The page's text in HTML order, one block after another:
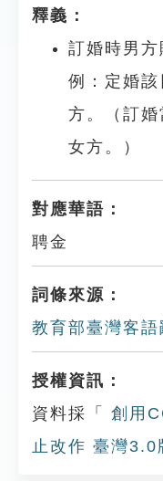
釋義：
訂婚時男方
例：定婚
方。（訂
女方。）
對應華語：
聘金
詞條來源：
教育部臺灣客語
授權資訊：
資料採「
創用
止改作 臺灣3.0